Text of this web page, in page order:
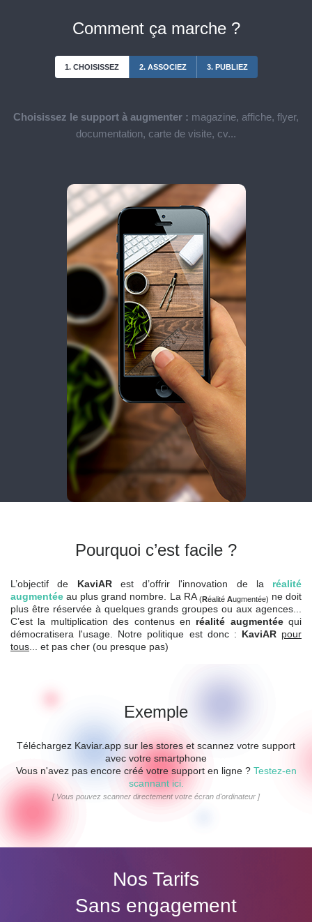
Comment ça marche ?
1. CHOISISSEZ 2. ASSOCIEZ 3. PUBLIEZ
Choisissez le support à augmenter : magazine, affiche, flyer,
documentation, carte de visite, cv...
Pourquoi c’est facile ?
L’objectif de KaviARest d’offrir l'innovation de la réalité
augmentée au plus grand nombre. La RA (Réalité Augmentée) ne doit
plus être réservée à quelques grands groupes ou aux agences...
C’est la multiplication des contenus en réalité augmentéequi
démocratisera l'usage.
Notre politique est donc : KaviAR pour
tous ... et pas cher (ou presque pas)
Exemple
Téléchargez Kaviar.app sur les stores et scannez votre support
avec votre smartphone
Vous n'avez pas encore créé votre support en ligne ? Testez-en
scannant ici.
[ Vous pouvez scanner directement votre écran d'ordinateur ]
Nos Tarifs
Sans engagement